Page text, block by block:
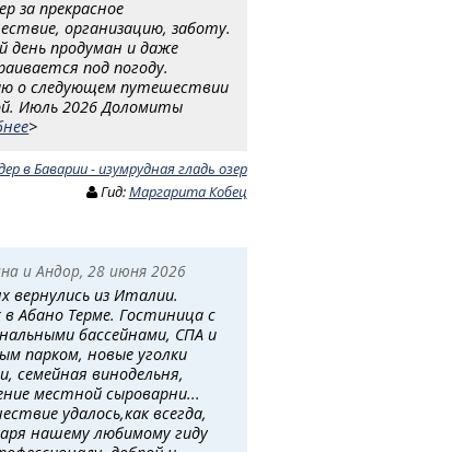
за прекрасное
организацию, заботу.
день продуман и даже
под погоду.
о следующем путешествии
Июль 2026 Доломиты
>
в Баварии - изумрудная гладь озер
Гид:Маргарита Кобец
и Андор, 28 июня 2026
вернулись из Италии.
Абано Терме. Гостиница с
бассейнами, СПА и
парком, новые уголки
семейная винодельня,
местной сыроварни...
удалось,как всегда,
нашему любимому гиду